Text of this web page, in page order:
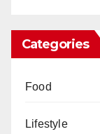
Categories
Food
Lifestyle